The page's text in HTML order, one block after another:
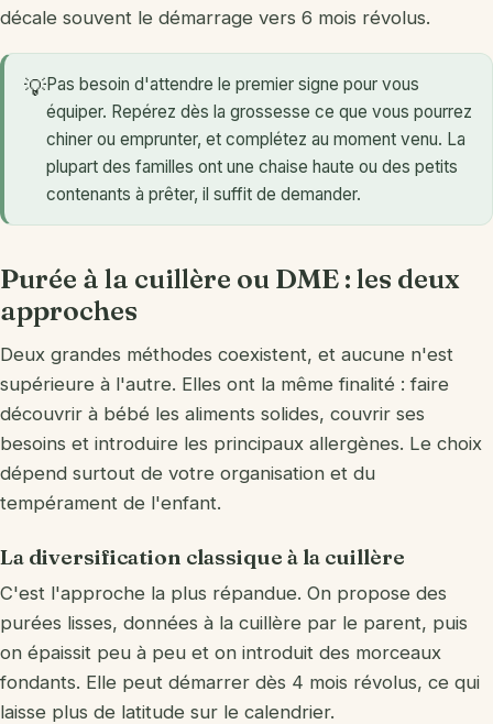
décale souvent le démarrage vers 6 mois révolus.
💡Pas besoin d'attendre le premier signe pour vous
équiper. Repérez dès la grossesse ce que vous pourrez
chiner ou emprunter, et complétez au moment venu. La
plupart des familles ont une chaise haute ou des petits
contenants à prêter, il suffit de demander.
Purée à la cuillère ou DME : les deux
approches
Deux grandes méthodes coexistent, et aucune n'est
supérieure à l'autre. Elles ont la même finalité : faire
découvrir à bébé les aliments solides, couvrir ses
besoins et introduire les principaux allergènes. Le choix
dépend surtout de votre organisation et du
tempérament de l'enfant.
La diversification classique à la cuillère
C'est l'approche la plus répandue. On propose des
purées lisses, données à la cuillère par le parent, puis
on épaissit peu à peu et on introduit des morceaux
fondants. Elle peut démarrer dès 4 mois révolus, ce qui
laisse plus de latitude sur le calendrier.